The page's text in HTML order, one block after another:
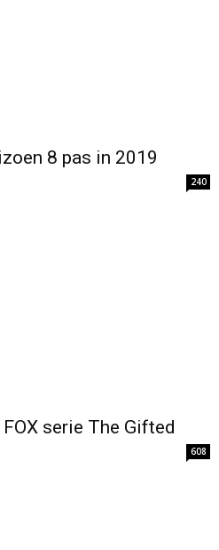
8 pas in 2019
240
serie The Gifted
608